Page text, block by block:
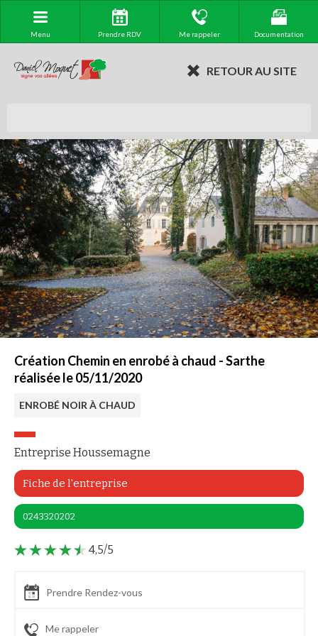
Menu Prendre RDV Me rappeler Documentation
RETOUR AU SITE
Création Chemin en enrobé à chaud - Sarthe
réalisée le 05/11/2020
ENROBÉ NOIR À CHAUD
Entreprise Houssemagne
Fiche de l'entreprise
0243320202
4,5/5
Prendre Rendez-vous
Me rappeler